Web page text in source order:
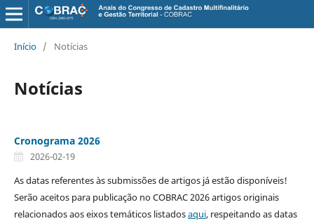
Início / Notícias
Notícias
Cronograma 2026
2026-02-19
As datas referentes às submissões de artigos já estão disponíveis!
Serão aceitos para publicação no COBRAC 2026 artigos originais
relacionados aos eixos temáticos listadosaqui, respeitando as datas